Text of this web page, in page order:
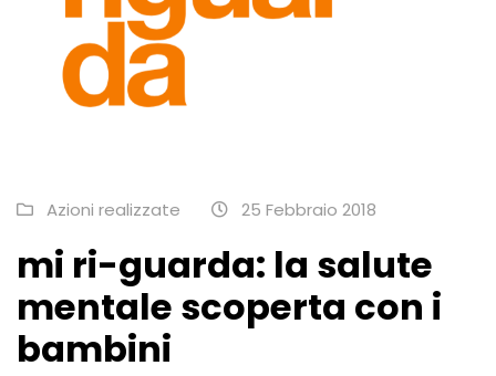
Azioni realizzate 25 Febbraio 2018
mi ri-guarda: la salute
mentale scoperta con i
bambini